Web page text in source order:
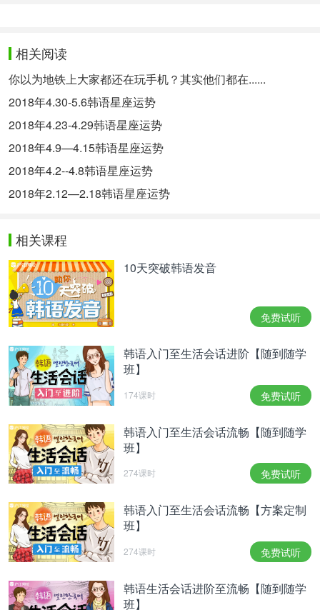
日期：8，10
物件：香水
场所：游乐园
颜色：象牙白
양자리 (3/21~11/19)2월 5일 - 2월 11일
白羊座（3/21～11/19）2月5日-2月11日
이번 주는 양자리를 위한 시기라 해도 과언이 아닙니
요. 다만 일이 잘 풀린다고 하여 너무 방심하지 마세
요. 이런 때일수록 정신을 차리고, 열심히 노력하
는 것이 좋습니다.
这周说是白羊座的幸运周也不过分。不管是学习还是
工作都很顺利。但是不要因为事情顺利就放松警惕，
越是这种时候越要打起精神努力。
싱글이신 분들은 우연한 만남을 기대해 보세요. 어쩌
면 길을 가다가 당신의 이상형을 만날 수도 있어
요. 커플이신 분이라면 연인에게 변덕을 부리지 마세
요. 괜히 이랬다 저랬다 하면 상대방이 피곤함을 느
单身的人请期待偶然的相遇。可能会在走路的时候遇
到你的梦中情人。有伴侣的人不要太善变，变来变去
可能会让对方很疲惫。
재물에 있어서는 더없이 좋은 한 주가 될 것입니
다. 무슨 일이든 손대는 일마다 좋은 결과가 있을 거
에요. 다만 당신이 가진 것을 탐하는 사람을 조심하
세요. 자칫 당신의 행운을 다른 사람에게 빼앗
길 수 있어요.
情，也要经手就会得到很好的结果。但是请小心窥伺
相关阅读
你以为地铁上大家都还在玩手机？其实他们都在......
2018年4.30-5.6韩语星座运势
2018年4.23-4.29韩语星座运势
2018年4.9—4.15韩语星座运势
2018年4.2--4.8韩语星座运势
2018年2.12—2.18韩语星座运势
相关课程
10天突破韩语发音
免费试听
韩语入门至生活会话进阶【随到随学
班】
174课时 免费试听
韩语入门至生活会话流畅【随到随学
班】
274课时 免费试听
韩语入门至生活会话流畅【方案定制
班】
274课时 免费试听
韩语生活会话进阶至流畅【随到随学
班】